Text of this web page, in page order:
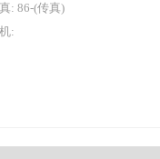
: 86-(传真)
: